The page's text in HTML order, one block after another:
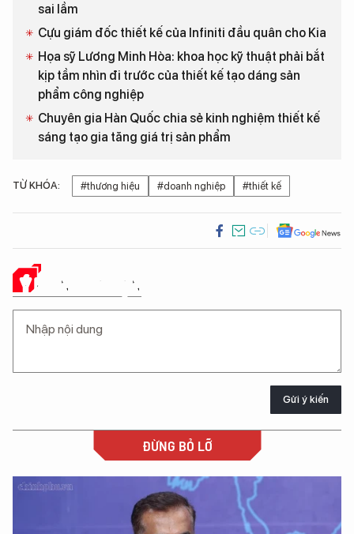
sai lầm
Cựu giám đốc thiết kế của Infiniti đầu quân cho Kia
Họa sỹ Lương Minh Hòa: khoa học kỹ thuật phải bắt
kịp tầm nhìn đi trước của thiết kế tạo dáng sản
phẩm công nghiệp
Chuyên gia Hàn Quốc chia sẻ kinh nghiệm thiết kế
sáng tạo gia tăng giá trị sản phẩm
TỪ KHÓA: #thương hiệu #doanh nghiệp #thiết kế
Ý KIẾN CỦA BẠN
Gửi ý kiến
ĐỪNG BỎ LỠ